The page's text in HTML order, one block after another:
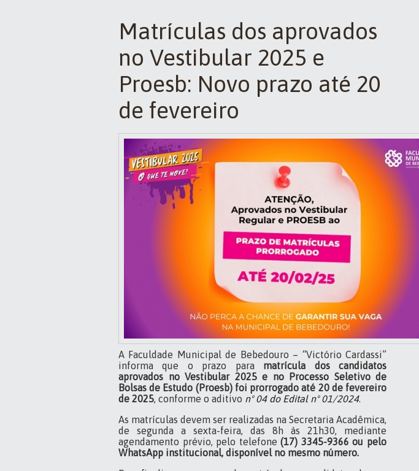
Matrículas dos aprovados
no Vestibular 2025 e
Proesb: Novo prazo até 20
de fevereiro
A Faculdade Municipal de Bebedouro – “Victório Cardassi”
informa que o prazo para matrícula dos candidatos
aprovados no Vestibular 2025 e no Processo Seletivo de
Bolsas de Estudo (Proesb) foi prorrogado até 20 de fevereiro
de 2025, conforme o aditivo nº 04 do Edital nº 01/2024.
As matrículas devem ser realizadas na Secretaria Acadêmica,
de segunda a sexta-feira, das 8h às 21h30, mediante
agendamento prévio, pelo telefone (17) 3345-9366 ou pelo
WhatsApp institucional, disponível no mesmo número.